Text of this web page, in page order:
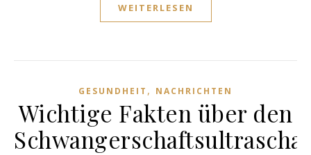
WEITERLESEN
GESUNDHEIT , NACHRICHTEN
Wichtige Fakten über den